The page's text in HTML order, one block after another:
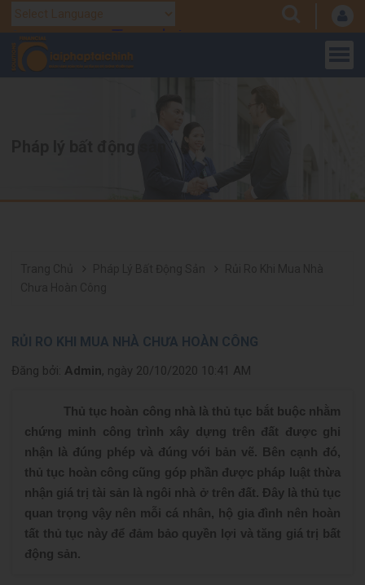
Translate
RỦI RO KHI MUA NHÀ CHƯA HOÀN CÔNG
Đăng bởi: Admin, ngày 20/10/2020 10:41 AM
Thủ tục hoàn công nhà là thủ tục bắt buộc nhằm
chứng minh công trình xây dựng trên đất được ghi
nhận là đúng phép và đúng với bản vẽ. Bên cạnh đó,
thủ tục hoàn công cũng góp phần được pháp luật thừa
nhận giá trị tài sản là ngôi nhà ở trên đất. Đây là thủ tục
quan trọng vậy nên mỗi cá nhân, hộ gia đình nên hoàn
tất thủ tục này để đảm bảo quyền lợi và tăng giá trị bất
động sản.